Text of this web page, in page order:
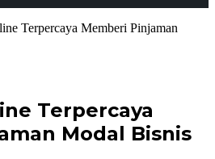
Terpercaya Memberi Pinjaman
Terpercaya
Modal Bisnis